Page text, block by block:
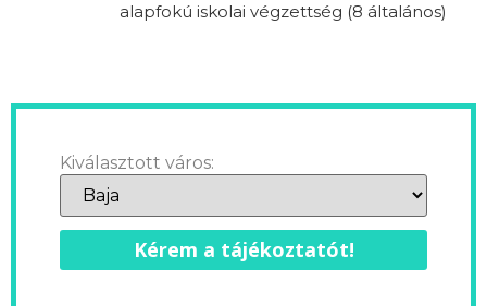
alapfokú iskolai végzettség (8 általános)
Kiválasztott város:
Kérem a tájékoztatót!